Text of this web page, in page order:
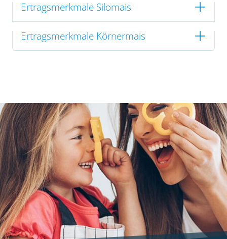
Ertragsmerkmale Silomais
Ertragsmerkmale Körnermais